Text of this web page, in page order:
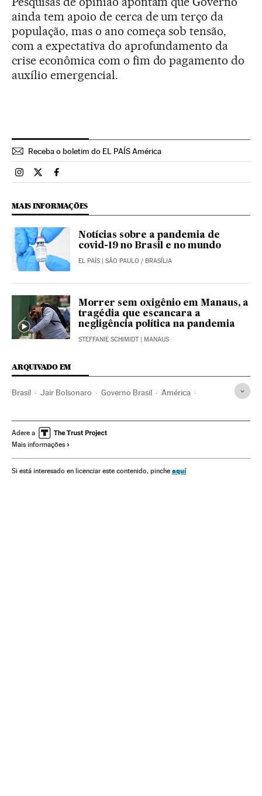
ainda tem apoio de cerca de um terço da
população, mas o ano começa sob tensão,
com a expectativa do aprofundamento da
crise econômica com o fim do pagamento do
auxílio emergencial.
Receba o boletim do EL PAÍS América
Brasil El País Brasil en Instagram
Brasil El País Brasil en Twitter
Brasil El País Brasil en Facebook
MAIS INFORMAÇÕES
Notícias sobre a pandemia de
covid-19 no Brasil e no mundo
EL PAÍS | SÃO PAULO / BRASÍLIA
Morrer sem oxigênio em Manaus, a
tragédia que escancara a
negligência política na pandemia
STEFFANIE SCHIMIDT| MANAUS
ARQUIVADO EM
Brasil Jair Bolsonaro Governo Brasil América
Adere a
Mais informações
Si está interesado en licenciar este contenido, pinche aquí